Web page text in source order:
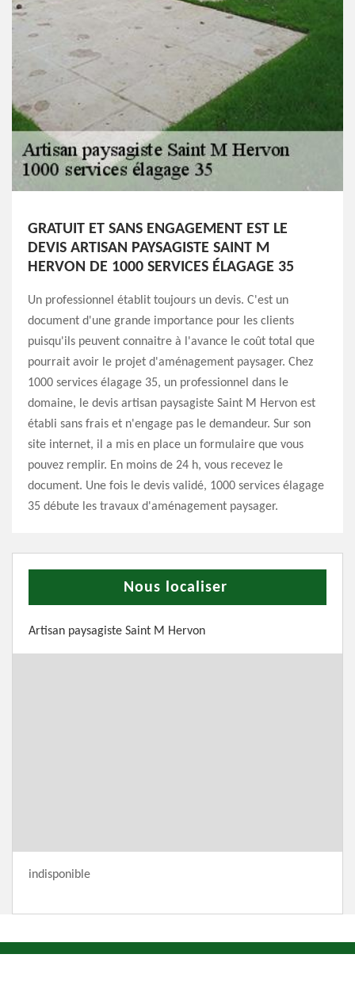
GRATUIT ET SANS ENGAGEMENT EST LE
DEVIS ARTISAN PAYSAGISTE SAINT M
HERVON DE 1000 SERVICES ÉLAGAGE 35
Un professionnel établit toujours un devis. C'est un
document d'une grande importance pour les clients
puisqu'ils peuvent connaitre à l'avance le coût total que
pourrait avoir le projet d'aménagement paysager. Chez
1000 services élagage 35, un professionnel dans le
domaine, le devis artisan paysagiste Saint M Hervon est
établi sans frais et n'engage pas le demandeur. Sur son
site internet, il a mis en place un formulaire que vous
pouvez remplir. En moins de 24 h, vous recevez le
document. Une fois le devis validé, 1000 services élagage
35 débute les travaux d'aménagement paysager.
Nous localiser
Artisan paysagiste Saint M Hervon
indisponible